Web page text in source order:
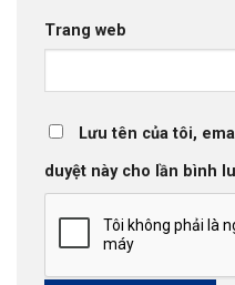
Trang web
Lưu tên của tôi,
duyệt này cho lần bình